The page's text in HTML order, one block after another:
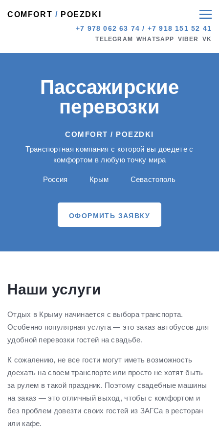
COMFORT / POEZDKI
+7 978 062 63 74 / +7 918 151 52 41
TELEGRAM WHATSAPP VIBER VK
Пассажирские
перевозки
COMFORT / POEZDKI
Транспортная компания с которой вы доедете с
комфортом в любую точку мира
Россия Крым Севастополь
ОФОРМИТЬ ЗАЯВКУ
Наши услуги
Отдых в Крыму начинается с выбора транспорта.
Особенно популярная услуга — это заказ автобусов для
удобной перевозки гостей на свадьбе.
К сожалению, не все гости могут иметь возможность
доехать на своем транспорте или просто не хотят быть
за рулем в такой праздник. Поэтому свадебные машины
на заказ — это отличный выход, чтобы с комфортом и
без проблем довезти своих гостей из ЗАГСа в ресторан
или кафе.